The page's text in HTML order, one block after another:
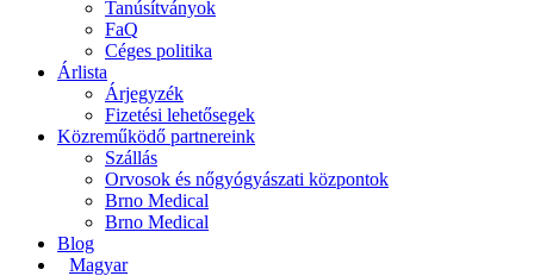
Tanúsítványok
FaQ
Céges politika
Árlista
Árjegyzék
Fizetési lehetősegek
Közreműködő partnereink
Szállás
Orvosok és nőgyógyászati központok
Brno Medical
Brno Medical
Blog
Magyar